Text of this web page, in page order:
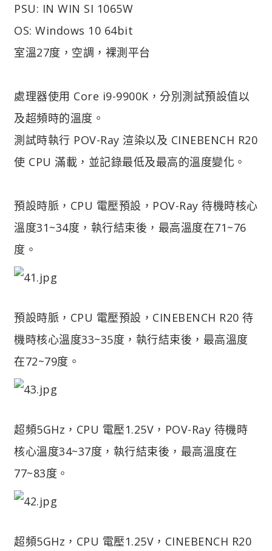
PSU: IN WIN SI 1065W
OS: Windows 10 64bit
室溫27度，空調，裸測平台
處理器使用 Core i9-9900K，分別測試預設值以
及超頻時的溫度。
測試時執行 POV-Ray 渲染以及 CINEBENCH R20
使 CPU 滿載，並記錄最低及最高的溫度變化。
預設時脈，CPU 電壓預設，POV-Ray 待機時核心
溫度31~34度，執行結束後，最高溫度在71~76
度。
預設時脈，CPU 電壓預設，CINEBENCH R20 待
機時核心溫度33~35度，執行結束後，最高溫度
在72~79度。
超頻5GHz，CPU 電壓1.25V，POV-Ray 待機時
核心溫度34~37度，執行結束後，最高溫度在
77~83度。
超頻5GHz，CPU 電壓1.25V，CINEBENCH R20